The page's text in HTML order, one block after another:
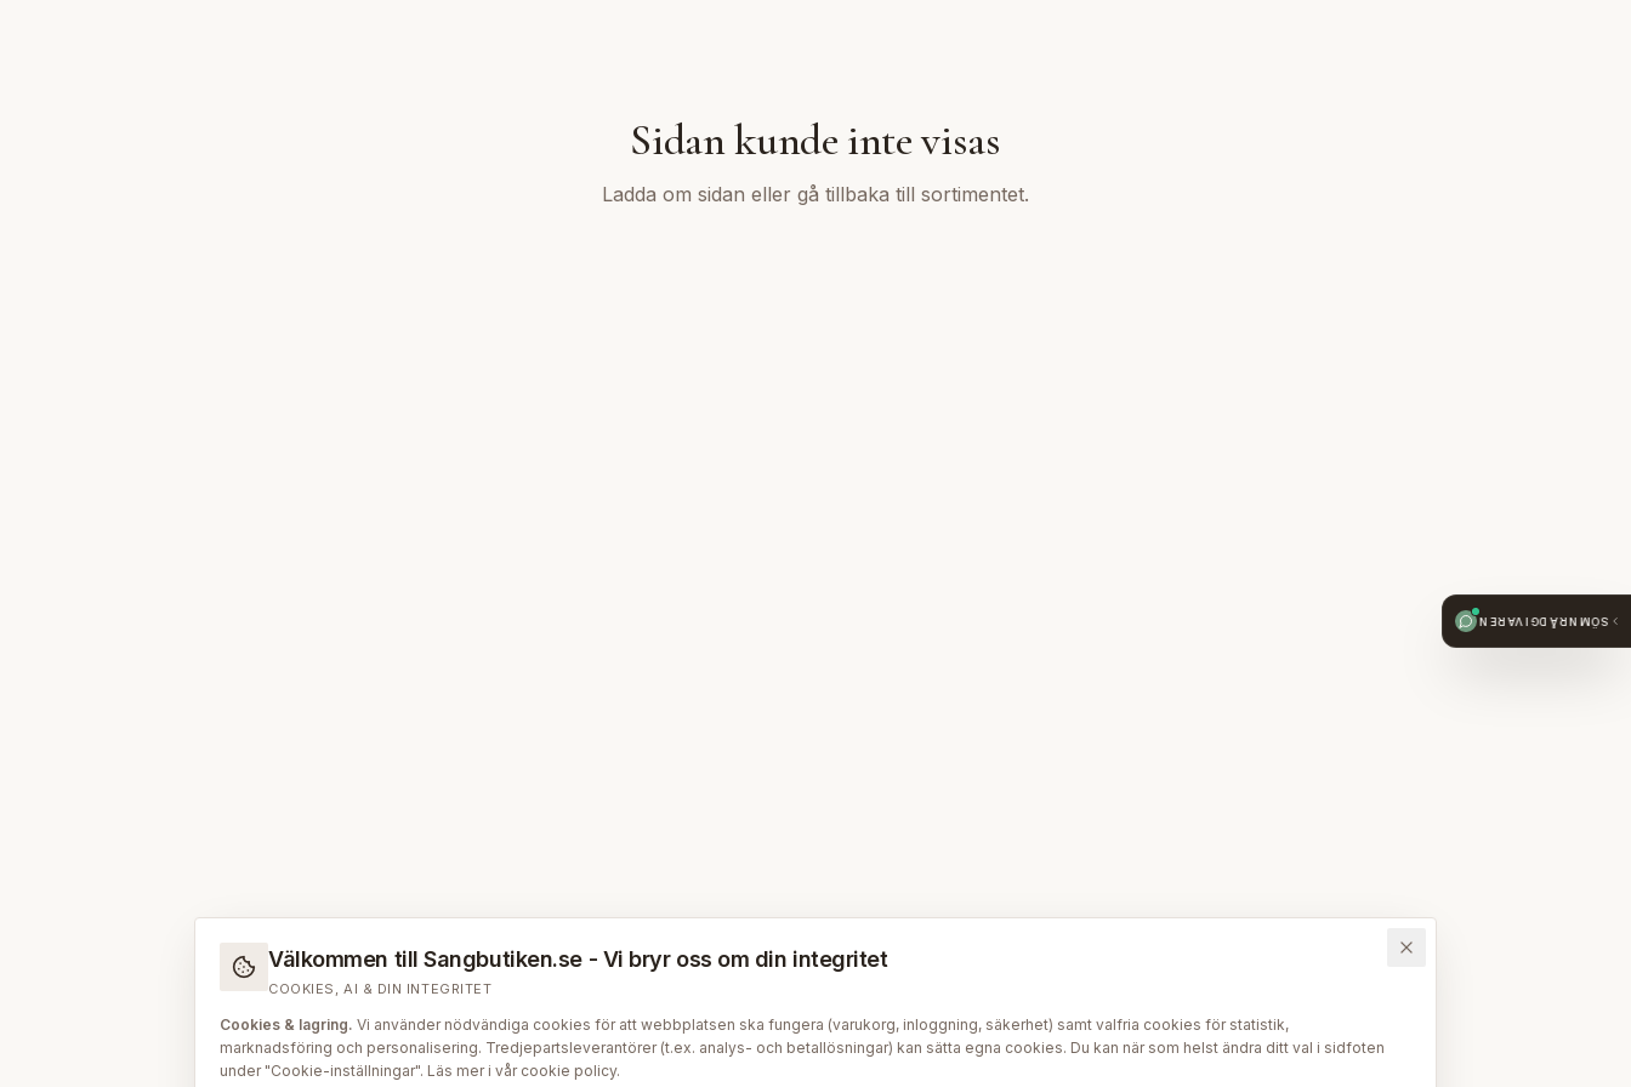
Sidan kunde inte visas
Ladda om sidan eller gå tillbaka till sortimentet.
SÖMNRÅDGIVAREN
Välkommen till Sangbutiken.se - Vi bryr oss om din integritet
COOKIES, AI & DIN INTEGRITET
Cookies & lagring. Vi använder nödvändiga cookies för att webbplatsen ska fungera (varukorg, inloggning, säkerhet) samt valfria cookies för statistik,
marknadsföring och personalisering. Tredjepartsleverantörer (t.ex. analys- och betallösningar) kan sätta egna cookies. Du kan när som helst ändra ditt val i sidfoten
under "Cookie-inställningar". Läs mer i vår cookie policy.